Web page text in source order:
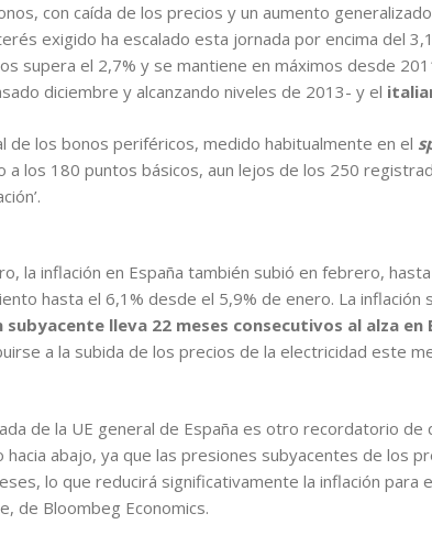
con caída de los precios y un aumento
exigido ha escalado esta jornada por encima del
supera el 2,7% y se mantiene en máximos desde
diciembre y alcanzando niveles de 2013- y el
de los bonos periféricos, medido habitualmente en el
los 180 puntos básicos, aun lejos de los 250
la inflación en España también subió en febrero,
hasta el 6,1% desde el 5,9% de enero. La
subyacente lleva 22 meses consecutivos al alza en
a la subida de los precios de la electricidad este
de la UE general de España es otro recordatorio de
hacia abajo, ya que las presiones subyacentes de los
lo que reducirá significativamente la inflación para
de Bloombeg Economics.